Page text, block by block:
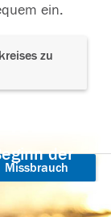
ein.
zu
der
Missbrauch